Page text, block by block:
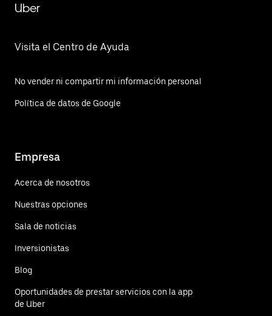
Uber
Visita el Centro de Ayuda
No vender ni compartir mi información personal
Política de datos de Google
Empresa
Acerca de nosotros
Nuestras opciones
Sala de noticias
Inversionistas
Blog
Oportunidades de prestar servicios con la app
de Uber